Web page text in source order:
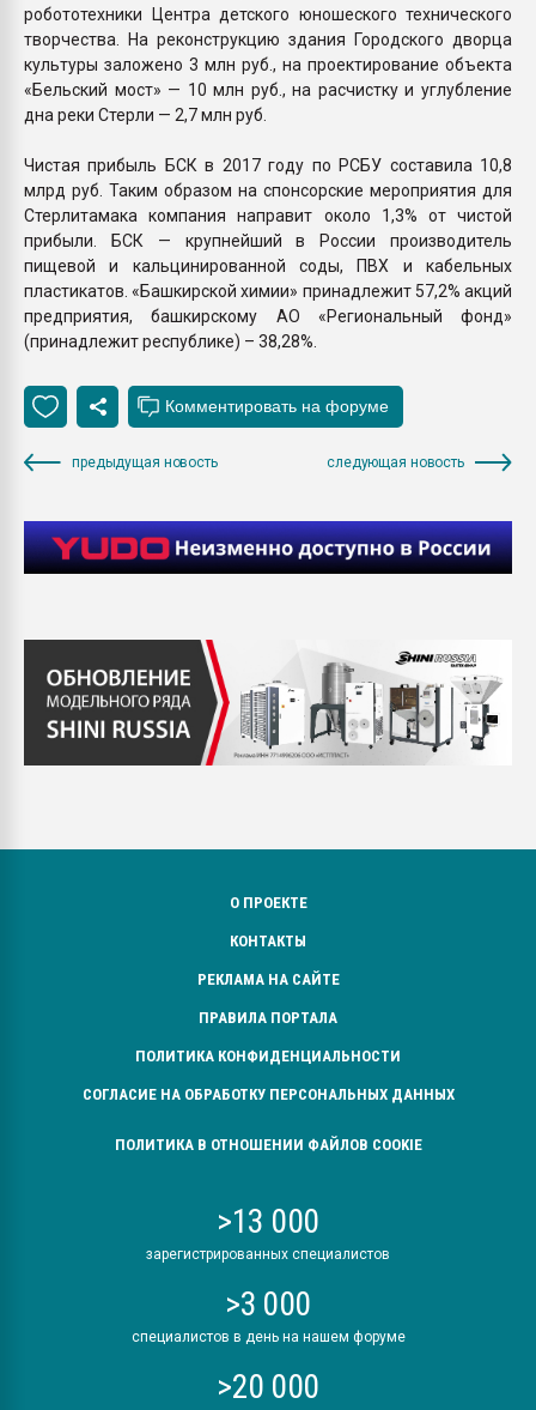
робототехники Центра детского юношеского технического
творчества. На реконструкцию здания Городского дворца
культуры заложено 3 млн руб., на проектирование объекта
«Бельский мост» — 10 млн руб., на расчистку и углубление
дна реки Стерли — 2,7 млн руб.
Чистая прибыль БСК в 2017 году по РСБУ составила 10,8
млрд руб. Таким образом на спонсорские мероприятия для
Стерлитамака компания направит около 1,3% от чистой
прибыли. БСК — крупнейший в России производитель
пищевой и кальцинированной соды, ПВХ и кабельных
пластикатов. «Башкирской химии» принадлежит 57,2% акций
предприятия, башкирскому АО «Региональный фонд»
(принадлежит республике) – 38,28%.
предыдущая новость следующая новость
О ПРОЕКТЕ
КОНТАКТЫ
РЕКЛАМА НА САЙТЕ
ПРАВИЛА ПОРТАЛА
ПОЛИТИКА КОНФИДЕНЦИАЛЬНОСТИ
СОГЛАСИЕ НА ОБРАБОТКУ ПЕРСОНАЛЬНЫХ ДАННЫХ
ПОЛИТИКА В ОТНОШЕНИИ ФАЙЛОВ COOKIE
>13 000
зарегистрированных специалистов
>3 000
специалистов в день на нашем форуме
>20 000